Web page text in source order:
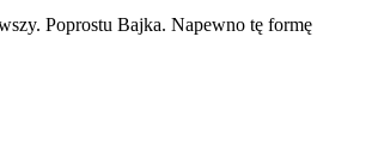
Poprostu Bajka. Napewno tę formę